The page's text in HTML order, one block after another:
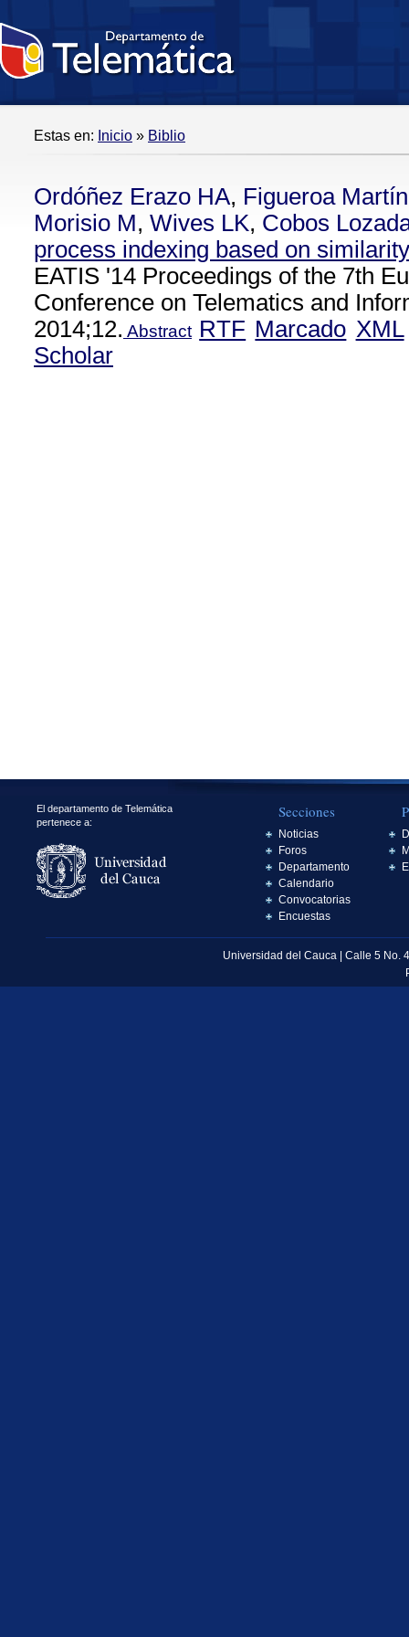
Estas en: Inicio » Biblio
Ordóñez Erazo HA, Figueroa
Morisio M, Wives LK, Cobos
process indexing based on
EATIS '14 Proceedings of the 7th
Conference on Telematics and
2014;12. Abstract RTF Marcado XML
Scholar
El departamento de Telemática
pertenece a:
Secciones
Noticias
Foros
Departamento
Calendario
Convocatorias
Encuestas
Universidad del Cauca | Calle 5 No.